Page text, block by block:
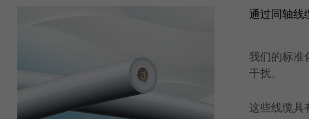
通过同轴线
我们的标准
干扰。
这些线缆具